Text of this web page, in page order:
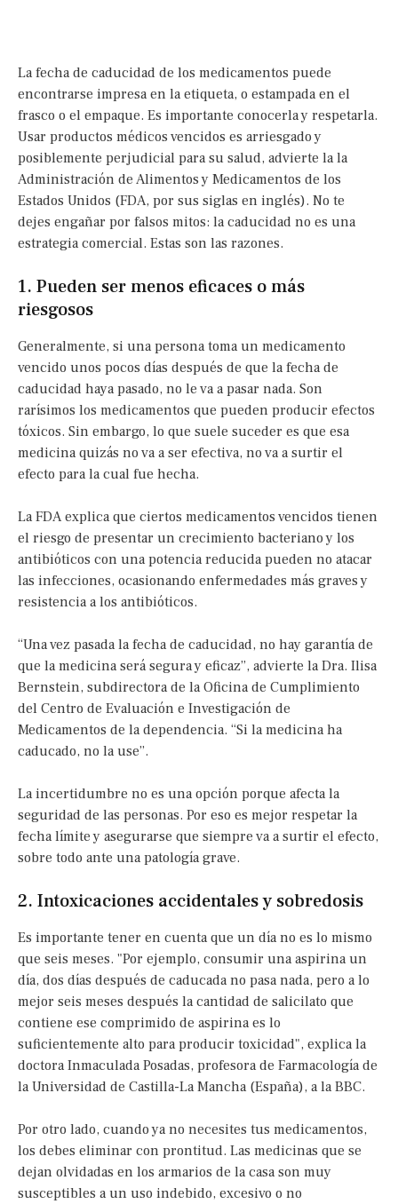
La fecha de caducidad de los medicamentos puede
encontrarse impresa en la etiqueta, o estampada en el
frasco o el empaque. Es importante conocerla y respetarla.
Usar productos médicos vencidos es arriesgado y
posiblemente perjudicial para su salud, advierte la la
Administración de Alimentos y Medicamentos de los
Estados Unidos (FDA, por sus siglas en inglés). No te
dejes engañar por falsos mitos: la caducidad no es una
estrategia comercial. Estas son las razones.
1. Pueden ser menos eficaces o más
riesgosos
Generalmente, si una persona toma un medicamento
vencido unos pocos días después de que la fecha de
caducidad haya pasado, no le va a pasar nada. Son
rarísimos los medicamentos que pueden producir efectos
tóxicos. Sin embargo, lo que suele suceder es que esa
medicina quizás no va a ser efectiva, no va a surtir el
efecto para la cual fue hecha.
La FDA explica que ciertos medicamentos vencidos tienen
el riesgo de presentar un crecimiento bacteriano y los
antibióticos con una potencia reducida pueden no atacar
las infecciones, ocasionando enfermedades más graves y
resistencia a los antibióticos.
“Una vez pasada la fecha de caducidad, no hay garantía de
que la medicina será segura y eficaz”, advierte la Dra. Ilisa
Bernstein, subdirectora de la Oficina de Cumplimiento
del Centro de Evaluación e Investigación de
Medicamentos de la dependencia. “Si la medicina ha
caducado, no la use”.
La incertidumbre no es una opción porque afecta la
seguridad de las personas. Por eso es mejor respetar la
fecha límite y asegurarse que siempre va a surtir el efecto,
sobre todo ante una patología grave.
2. Intoxicaciones accidentales y sobredosis
Es importante tener en cuenta que un día no es lo mismo
que seis meses. "Por ejemplo, consumir una aspirina un
día, dos días después de caducada no pasa nada, pero a lo
mejor seis meses después la cantidad de salicilato que
contiene ese comprimido de aspirina es lo
suficientemente alto para producir toxicidad", explica la
doctora Inmaculada Posadas, profesora de Farmacología de
la Universidad de Castilla-La Mancha (España), a la BBC.
Por otro lado, cuando ya no necesites tus medicamentos,
los debes eliminar con prontitud. Las medicinas que se
dejan olvidadas en los armarios de la casa son muy
susceptibles a un uso indebido, excesivo o no